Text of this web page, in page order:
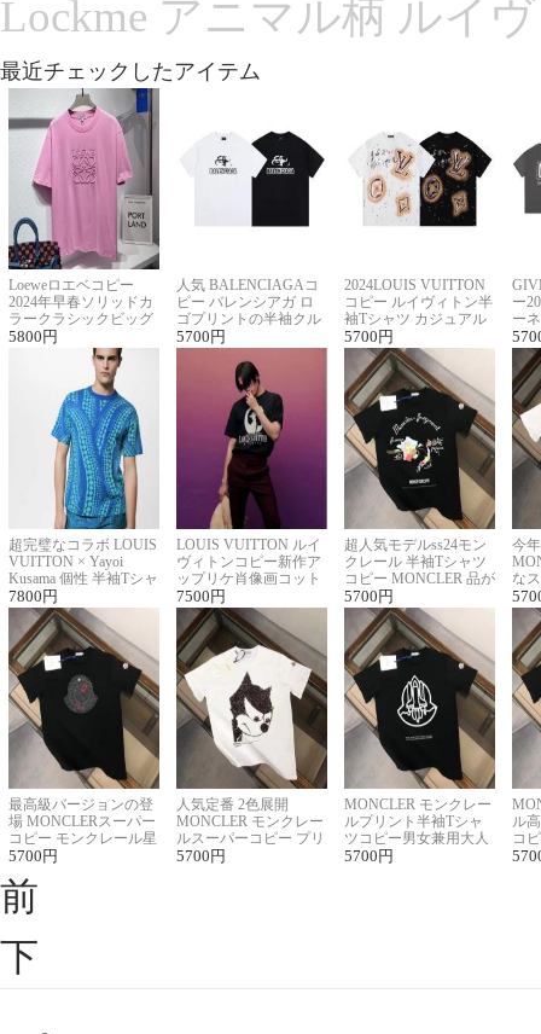
Lockme アニマル柄 ルイ
最近チェックしたアイテム
Loeweロエベコピー
2024年早春ソリッドカ
ラークラシックビッグ
ロゴ刺繍Tシャツ
5800 円
人気 BALENCIAGAコ
ピー バレンシアガ ロ
ゴプリントの半袖クル
ーネックTシャツ
5700 円
2024LOUIS VUITTON
コピー ルイヴィトン半
袖Tシャツ カジュアル
に馴染む 2色展開
5700 円
ー
ー
ー
超完璧なコラボ LOUIS
VUITTON × Yayoi
Kusama 個性 半袖Tシャ
ツコピー男女兼用
7800 円
LOUIS VUITTON ルイ
ヴィトンコピー新作ア
ップリケ肖像画コット
ンニット半袖Tシャツ
7500 円
超人気モデルss24モン
クレール 半袖Tシャツ
コピー MONCLER 品が
良く見た目
5700 円
今
な
ル
最高級バージョンの登
場 MONCLERスーパー
コピー モンクレール星
座半袖Tシャツ
5700 円
人気定番 2色展開
MONCLER モンクレー
ルスーパーコピー プリ
ント半袖Tシャツ
5700 円
MONCLER モンクレー
ルプリント半袖Tシャ
ツコピー男女兼用大人
可愛い春夏コーデ
5700 円
ル
コ
ィ
前
下